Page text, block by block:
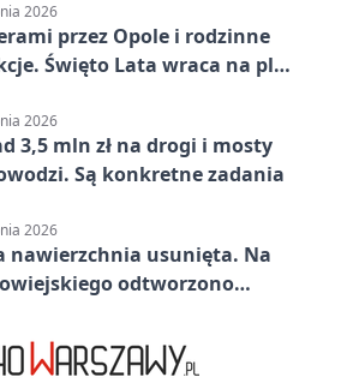
2026
przez Opole i rodzinne
Święto Lata wraca na plac
2026
3,5 mln zł na drogi i mosty
Są konkretne zadania
2026
nawierzchnia usunięta. Na
odtworzono